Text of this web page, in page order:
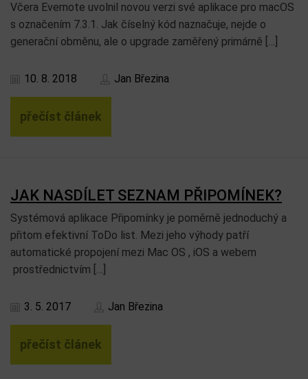
Včera Evernote uvolnil novou verzi své aplikace pro macOS
s označením 7.3.1. Jak číselný kód naznačuje, nejde o
generační obměnu, ale o upgrade zaměřený primárně […]
10. 8. 2018 Jan Březina
přečíst článek
JAK NASDÍLET SEZNAM PŘIPOMÍNEK?
Systémová aplikace Připomínky je poměrně jednoduchý a
přitom efektivní ToDo list. Mezi jeho výhody patří
automatické propojení mezi Mac OS , iOS a webem
prostřednictvím […]
3. 5. 2017 Jan Březina
přečíst článek